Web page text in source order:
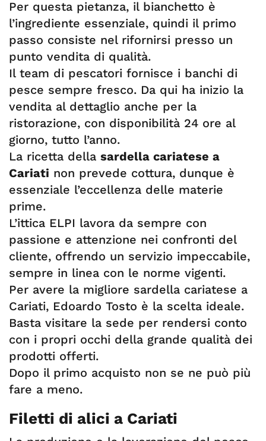
Per questa pietanza, il bianchetto è
l’ingrediente essenziale, quindi il primo
passo consiste nel rifornirsi presso un
punto vendita di qualità.
Il team di pescatori fornisce i banchi di
pesce sempre fresco. Da qui ha inizio la
vendita al dettaglio anche per la
ristorazione, con disponibilità 24 ore al
giorno, tutto l’anno.
La ricetta della sardella cariatese a
Cariati non prevede cottura, dunque è
essenziale l’eccellenza delle materie
prime.
L’ittica ELPI lavora da sempre con
passione e attenzione nei confronti del
cliente, offrendo un servizio impeccabile,
sempre in linea con le norme vigenti.
Per avere la migliore sardella cariatese a
Cariati, Edoardo Tosto è la scelta ideale.
Basta visitare la sede per rendersi conto
con i propri occhi della grande qualità dei
prodotti offerti.
Dopo il primo acquisto non se ne può più
fare a meno.
Filetti di alici a Cariati